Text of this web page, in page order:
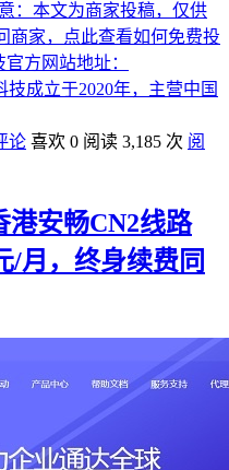
：本文为商家投稿，仅供
商家，点此查看如何免费投
方网站地址：
技成立于2020年，主营中国
论 喜欢 0 阅读 3,185 次 阅
港安畅CN2线路
/月，终身续费同